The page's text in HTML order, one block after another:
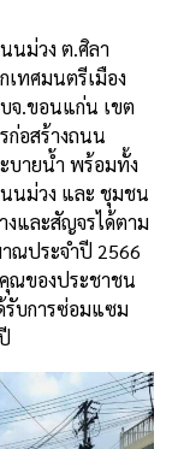
นม่วง ต.ศิลา
เทศมนตรีเมือง
จ.ขอนแก่น เขต
ก่อสร้างถนน
บายน้ำ พร้อมทั้ง
นนม่วง และ ชุมชน
และสัญจรได้ตาม
าณประจำปี 2566
ณของประชาชน
รับการซ่อมแซม